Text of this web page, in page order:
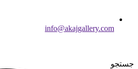
info@akajgallery.com
جستجو